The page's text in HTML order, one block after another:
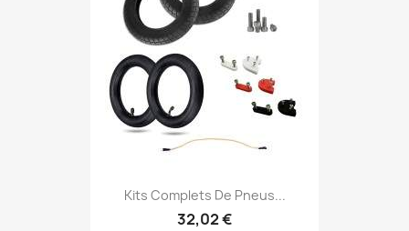
Kits Complets De Pneus...
32,02 €